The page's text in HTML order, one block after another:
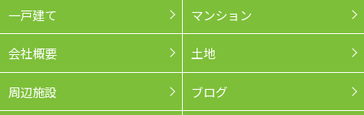
一戸建て マンション
会社概要 土地
周辺施設 ブログ